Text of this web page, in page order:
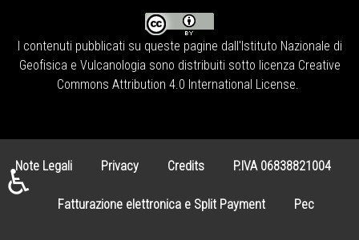
I contenuti pubblicati su queste pagine dall' Istituto Nazionale di
Geofisica e Vulcanologia sono distribuiti sotto licenza Creative
Commons Attribution 4.0 International License.
Note Legali Privacy Credits P.IVA 06838821004
Fatturazione elettronica e Split Payment Pec